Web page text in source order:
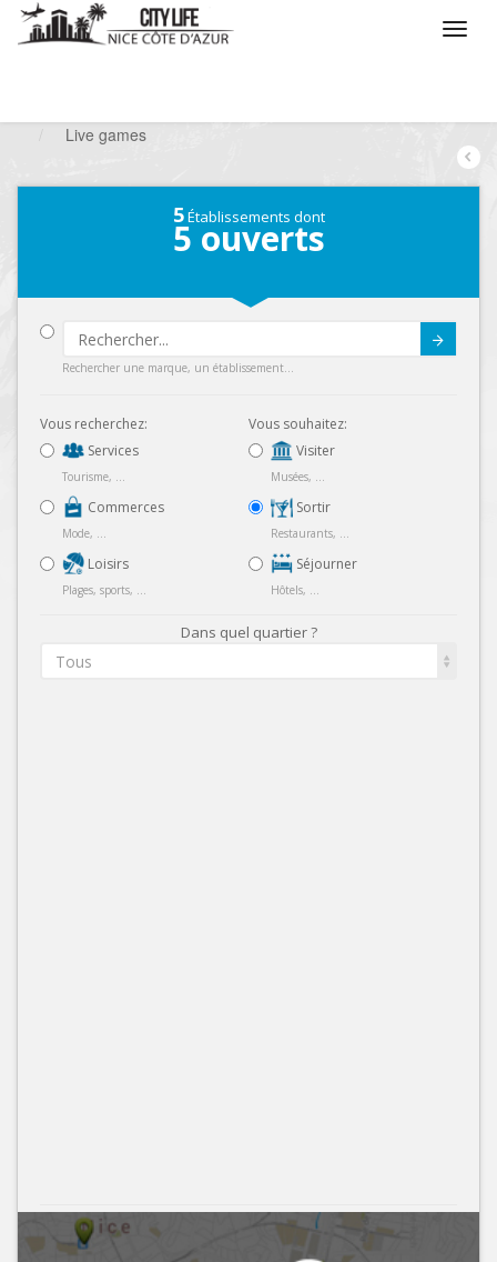
Live games
5Établissements dont
5 ouverts
Rechercher une marque, un établissement...
Vous recherchez:
Services
Tourisme, ...
Commerces
Mode, ...
Loisirs
Plages, sports, ...
Vous souhaitez:
Visiter
Musées, ...
Sortir
Restaurants, ...
Séjourner
Hôtels, ...
Dans quel quartier ?
Tous